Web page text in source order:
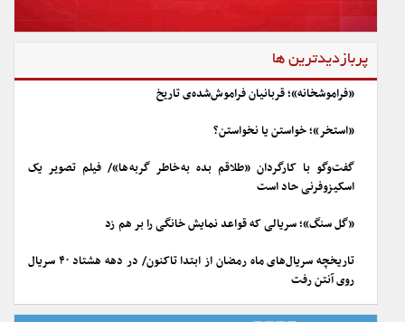
پربازدیدترین ها
«فراموشخانه»؛ قربانیان فراموش‌شده‌ی تاریخ
«استخر»؛ خواستن یا نخواستن؟
گفت‌وگو با کارگردان «طلاقم بده به خاطر گربه ها»/ فیلم تصویر یک
اسکیزوفرنی حاد است
«گل سنگ»؛ سریالی که قواعد نمایش خانگی را بر هم زد
تاریخچه سریال‌های ماه رمضان از ابتدا تاکنون/ در دهه هشتاد ۴۰ سریال
روی آنتن رفت